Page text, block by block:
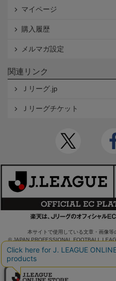
マイページ
購入履歴
メルマガ設定
関連リンク
Ｊリーグ.jp
Ｊリーグチケット
本サイトで使用している文章・画像等
© JAPAN PROFESSIONAL FOOTBALL